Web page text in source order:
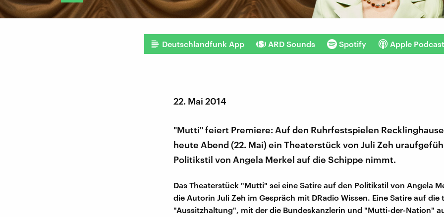
Deutschlandfunk App ARD Sounds Spotify Apple
22. Mai 2014
"Mutti" feiert Premiere: Auf den Ruhrfestspielen
heute Abend (22. Mai) ein Theaterstück von Juli Zeh
Politikstil von Angela Merkel auf die Schippe nimmt.
Das Theaterstück "Mutti" sei eine Satire auf den Politikstil von Angela
die Autorin Juli Zeh im Gespräch mit DRadio Wissen. Eine Satire auf die
"Aussitzhaltung", mit der die Bundeskanzlerin und "Mutti-der-Nation"